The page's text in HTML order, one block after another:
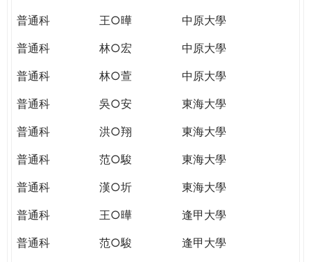
普通科
王○曄
中原大學
普通科
林○宏
中原大學
普通科
林○萱
中原大學
普通科
吳○安
東海大學
普通科
洪○翔
東海大學
普通科
范○駿
東海大學
普通科
漢○圻
東海大學
普通科
王○曄
逢甲大學
普通科
范○駿
逢甲大學